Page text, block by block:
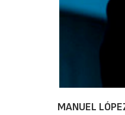
MANUEL